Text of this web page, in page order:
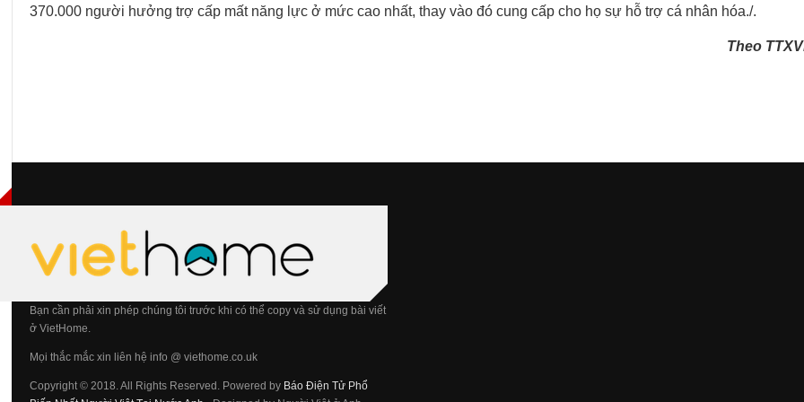
370.000 người hưởng trợ cấp mất năng lực ở mức cao nhất, thay vào đó cung cấp cho họ sự hỗ trợ cá nhân hóa./.
Theo
Bạn cần phải xin phép chúng tôi trước khi có thể copy và sử dụng bài viết
ở VietHome.
Mọi thắc mắc xin liên hệ info @ viethome.co.uk
Copyright © 2018. All Rights Reserved. Powered by Báo Điện Tử Phổ